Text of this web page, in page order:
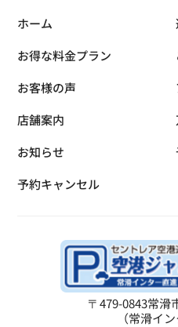
ホーム
お得な料金プラン
お客様の声
店舗案内
お知らせ
予約キャンセル
〒479-0843常滑
（常滑イ